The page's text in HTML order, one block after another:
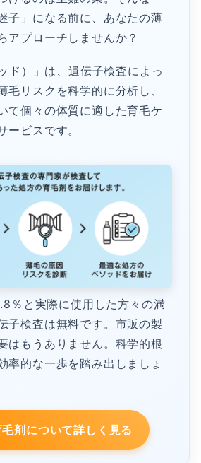
子」になる前に、あなたの薄
アプローチしませんか？
ド）」は、遺伝子検査によっ
毛リスクを科学的に分析し、
て個々の体質に適した育毛ケ
ービスです。
％と実際に使用した方々の満
子検査は無料です。市販の製
はもうありません。科学的根
率的な一歩を踏み出しましょ
剤について詳しく見る